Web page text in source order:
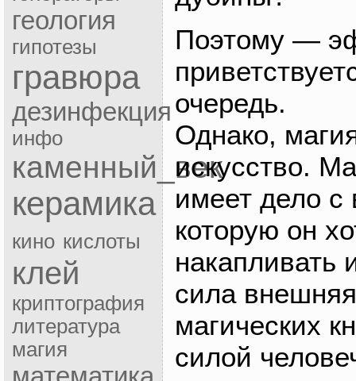
геология
гипотезы
гравюра
дезинфекция
инфо
каменный_век
керамика
кино кислоты
клей
криптография
литература
магия
Поэтому —
очередь.
Однако,
искусство.
имеет дело
которую он
накапливать
сила
магических
силой